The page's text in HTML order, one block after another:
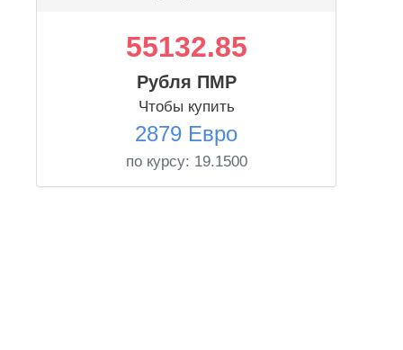
55132.85
Рубля ПМР
Чтобы купить
2879 Евро
по курсу: 19.1500